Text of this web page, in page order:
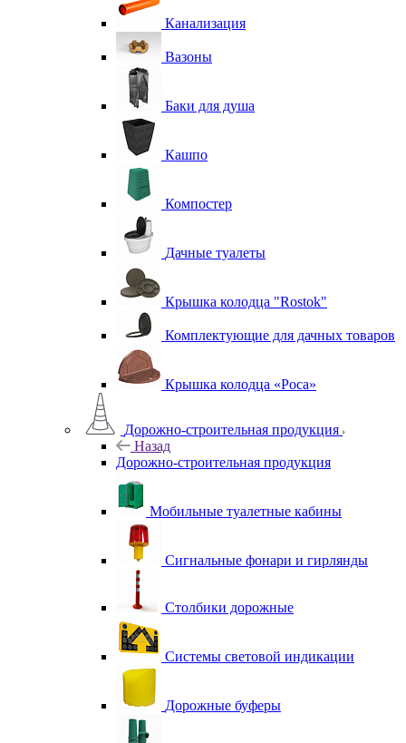
Канализация
Вазоны
Баки для душа
Кашпо
Компостер
Дачные туалеты
Крышка колодца "Rostok"
Комплектующие для дачных товаров
Крышка колодца «Роса»
Дорожно-строительная продукция
Назад
Дорожно-строительная продукция
Мобильные туалетные кабины
Сигнальные фонари и гирлянды
Столбики дорожные
Системы световой индикации
Дорожные буферы